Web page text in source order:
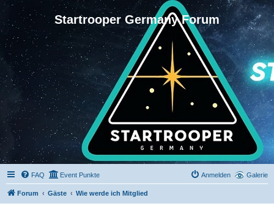
Startrooper Germany Forum
Galerie
FAQ Event Punkte Anmelden
Forum Gäste Wie werde ich Mitglied